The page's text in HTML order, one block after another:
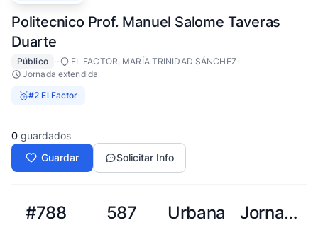
Politecnico Prof. Manuel Salome Taveras
Duarte
Público ·· EL FACTOR, MARÍA TRINIDAD SÁNCHEZ·
Jornada extendida
🥈#2 El Factor
0 guardados
Guardar
Solicitar Info
#788 587 Urbana Jornada extendida